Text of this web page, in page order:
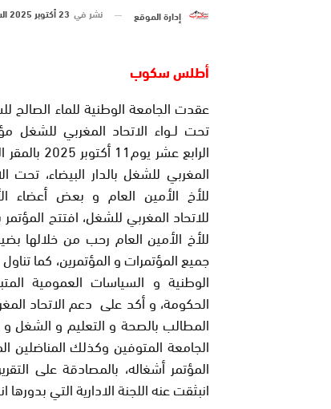
إدارة الموقع نشر في 23 أكتوبر 2025 الساعة 22 و 06 دقيقة
أطلس سكوب
عقدت الجامعة الوطنية للماء الصالح
تحت لــواء الاتحاد المغربي للشغل
الرابع عشر
المغربي للشغل بالدار البيضاء، تحت
للأخ الأمين العام و بعض أعضاء
للاتحاد المغربي للشغل، افتتح
للأخ الأمين العام رحب من خلالها
جميع المؤتمرات و المؤتمرين، كما
الوطنية و السياسات العمومية
الحكومة، و أكد على دعم الاتحاد
المطالب بالصحة و التعليم و الشغل
الجامعة المتوفين وكذلك المناضلين
المؤتمر أشغاله، بالمصادقة على
انبثقت عنه اللجنة الادارية التي